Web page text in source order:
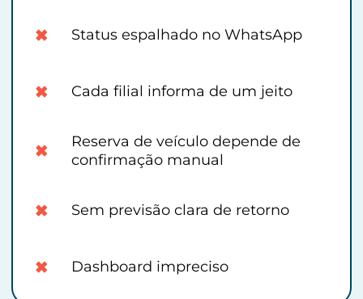
× Status espalhado no WhatsApp
× Cada filial informa de um jeito
×
Reserva de veículo depende de
confirmação manual
× Sem previsão clara de retorno
× Dashboard impreciso